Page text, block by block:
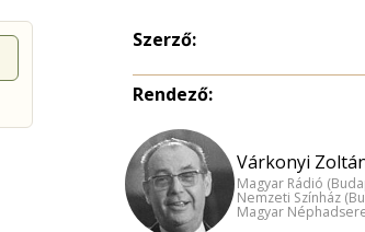
Szerző:
Rendező:
Várkonyi
Magyar Rádió
Nemzeti Színház
Magyar